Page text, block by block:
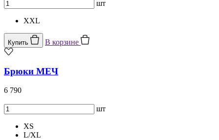
шт
XXL
Купить В корзине
Брюки МЕЧ
6 790
шт
XS
L/XL